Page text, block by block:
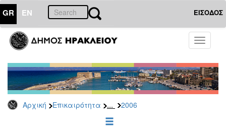
GR EN ΕΙΣΟΔΟΣ
Toggle
Αρχική Επικαιρότητα ... 2006
ΕΠΙΚΑΙΡΟΤΗΤΑ
Τύπου
Αρχείο
2026
2025